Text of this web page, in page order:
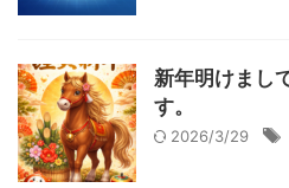
新年明けまし
す。
2026/3/29